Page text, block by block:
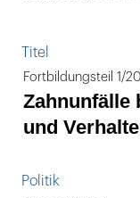
Titel
Fortbildungsteil 1/
Zahnunfälle
und
Politik